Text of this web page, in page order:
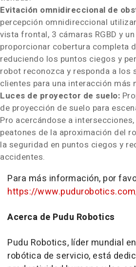
Evitación omnidireccional de
percepción omnidireccional
vista frontal, 3 cámaras RGBD y
proporcionar cobertura completa
reduciendo los puntos ciegos y
robot reconozca y responda a los
clientes para una interacción más
Luces de proyector de suelo:
de proyección de suelo para
Pro acercándose a
peatones de la aproximación del
la seguridad en puntos ciegos y
accidentes.
Para más información, por
https://
Acerca de Pudu Robotics
Pudu Robotics, líder mundial
robótica de servicio, está